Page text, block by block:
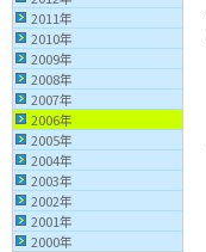
2011年
2010年
2009年
2008年
2007年
2006年
2005年
2004年
2003年
2002年
2001年
2000年